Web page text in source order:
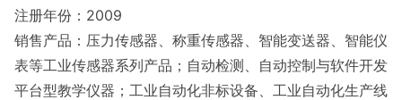
注册年份：2009
销售产品：压力传感器、称重传感器、智能变送器、智能仪
表等工业传感器系列产品；自动检测、自动控制与软件开发
平台型教学仪器；工业自动化非标设备、工业自动化生产线